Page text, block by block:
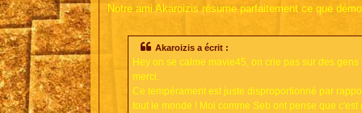
Notre ami Akaroizis résume parfaitement ce que
Akaroizis a écrit :
Hey on se calme mavie45, on crie pas sur des
merci.
Ce tempérament est juste disproportionné par
tout le monde ! Moi comme Seb ont pense que